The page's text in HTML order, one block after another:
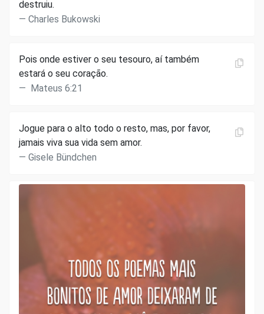
destruiu.
Charles Bukowski
Pois onde estiver o seu tesouro, aí também
estará o seu coração.
Mateus 6:21
Jogue para o alto todo o resto, mas, por favor,
jamais viva sua vida sem amor.
Gisele Bündchen